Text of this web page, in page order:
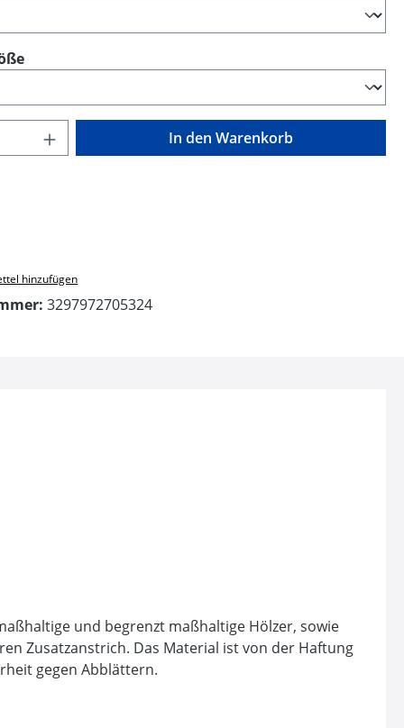
auswählen
Gib den gewünschten Wert
In den Warenkorb
hinzufügen
3297972705324
und begrenzt maßhaltige Hölzer, sowie
Zusatzanstrich. Das Material ist von der Haftung
gegen Abblättern.